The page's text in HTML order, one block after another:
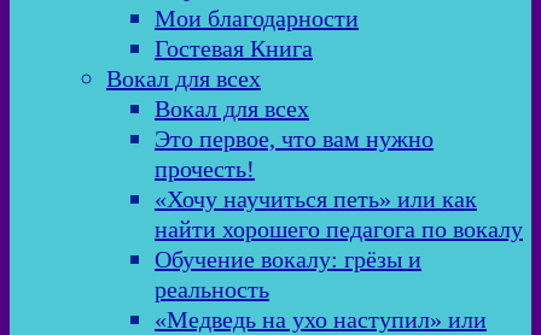
Мои благодарности
Гостевая Книга
Вокал для всех
Вокал для всех
Это первое, что вам нужно
прочесть!
«Хочу научиться петь» или как
найти хорошего педагога по вокалу
Обучение вокалу: грёзы и
реальность
«Медведь на ухо наступил» или